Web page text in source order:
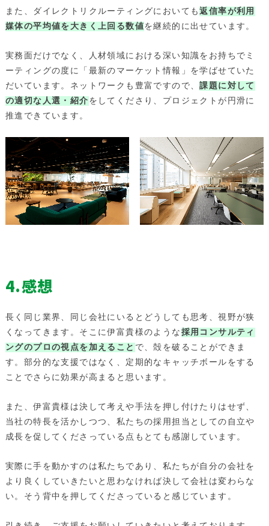
また、ダイレクトリクルーティングにおいても返信率が利用
媒体の平均値を大きく上回る数値を継続的に出せています。
実務面だけでなく、人材領域における深い知識をお持ちでミ
ーティングの度に「最新のマーケット情報」を学ばせていた
だいています。ネットワークも豊富ですので、課題に対して
の適切な人選・紹介をしてくださり、プロジェクトが円滑に
推進できています。
4.感想
長く同じ業界、同じ会社にいるとどうしても思考、視野が狭
くなってきます。そこに伊富貴様のような採用コンサルティ
ングのプロの視点を加えることで、殻を破ることができま
す。部分的な支援ではなく、定期的なキャッチボールをする
ことでさらに効果が高まると思います。
また、伊富貴様は決して考えや手法を押し付けたりはせず、
当社の特長を活かしつつ、私たちの採用担当としての自立や
成長を促してくださっている点もとても感謝しています。
実際に手を動かすのは私たちであり、私たちが自分の会社を
より良くしていきたいと思わなければ決して会社は変わらな
い。そう背中を押してくださっていると感じています。